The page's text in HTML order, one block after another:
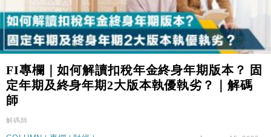
FI專欄｜如何解讀扣稅年金終身年期版本？ 固
定年期及終身年期2大版本執優執劣？｜解碼
師
解碼師